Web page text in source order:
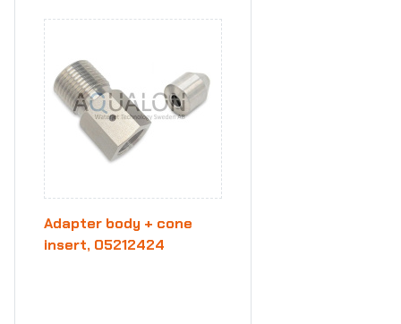
Adapter body + cone
insert, 05212424